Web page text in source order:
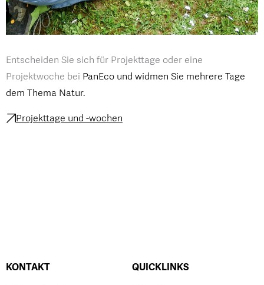
Entscheiden Sie sich für Projekttage oder eine
Projektwoche bei PanEco und widmen Sie mehrere Tage
dem Thema Natur.
Projekttage und -wochen
KONTAKT
QUICKLINKS